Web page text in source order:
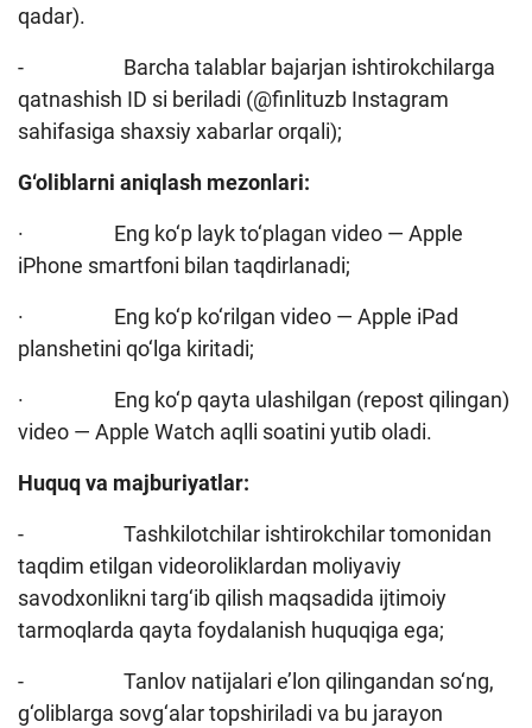
qadar).
- Barcha talablar bajarjan ishtirokchilarga
qatnashish ID si beriladi (@finlituzb Instagram
sahifasiga shaxsiy xabarlar orqali);
G‘oliblarni aniqlash mezonlari:
· Eng ko‘p layk to‘plagan video — Apple
iPhone smartfoni bilan taqdirlanadi;
· Eng ko‘p ko‘rilgan video — Apple iPad
planshetini qo‘lga kiritadi;
· Eng ko‘p qayta ulashilgan (repost qilingan)
video — Apple Watch aqlli soatini yutib oladi.
Huquq va majburiyatlar:
- Tashkilotchilar ishtirokchilar tomonidan
taqdim etilgan videoroliklardan moliyaviy
savodxonlikni targ‘ib qilish maqsadida ijtimoiy
tarmoqlarda qayta foydalanish huquqiga ega;
- Tanlov natijalari e’lon qilingandan so‘ng,
g‘oliblarga sovg‘alar topshiriladi va bu jarayon